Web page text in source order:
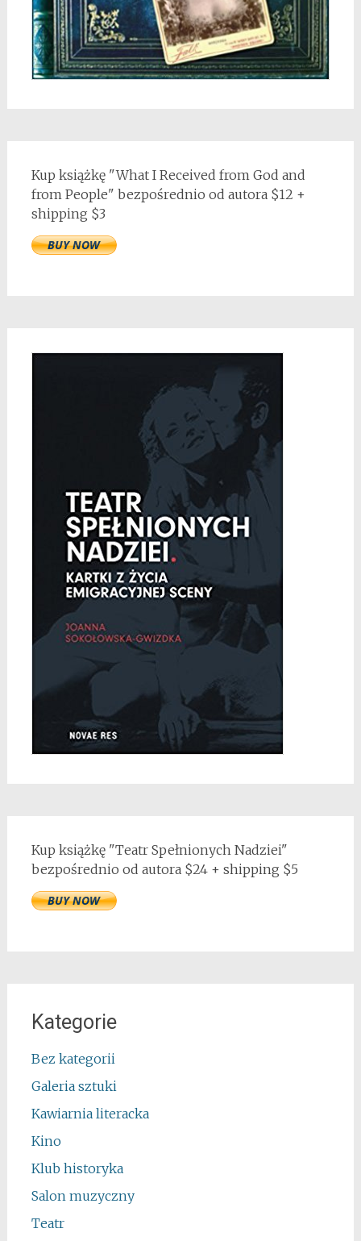
Kup książkę "What I Received from God and
from People" bezpośrednio od autora $12 +
shipping $3
Kup książkę "Teatr Spełnionych Nadziei"
bezpośrednio od autora $24 + shipping $5
Kategorie
Bez kategorii
Galeria sztuki
Kawiarnia literacka
Kino
Klub historyka
Salon muzyczny
Teatr